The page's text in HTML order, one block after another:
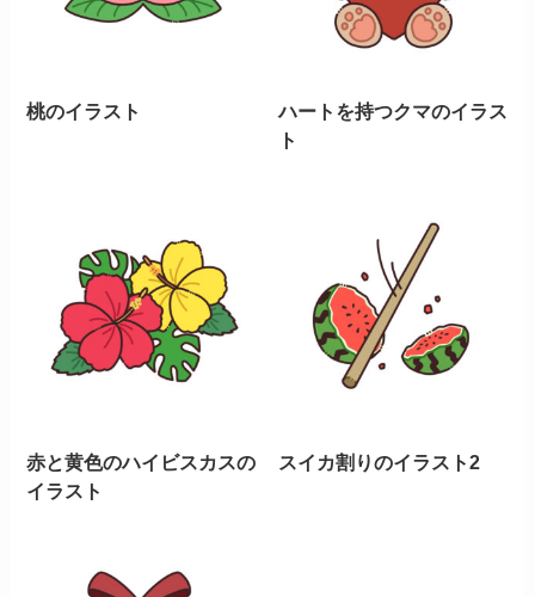
桃のイラスト
ハートを持つクマのイラス
ト
赤と黄色のハイビスカスの
イラスト
スイカ割りのイラスト2